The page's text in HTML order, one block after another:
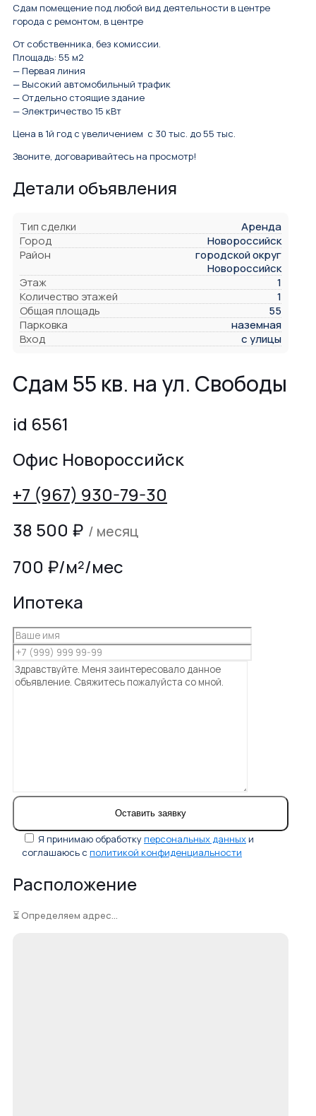
Сдам помещение под любой вид деятельности в центре
города с ремонтом, в центре
От собственника, без комиссии.
Площадь: 55 м2
— Первая линия
— Высокий автомобильный трафик
— Отдельно стоящие здание
— Электричество 15 кВт
Цена в 1й год с увеличением с 30 тыс. до 55 тыс.
Звоните, договаривайтесь на просмотр!
Детали объявления
Тип сделки
Аренда
Город
Новороссийск
Район
городской округ
Новороссийск
Этаж
1
Количество этажей
1
Общая площадь
55
Парковка
наземная
Вход
с улицы
Сдам 55 кв. на ул. Свободы
id 6561
Офис Новороссийск
+7 (967) 930-79-30
38 500 ₽ / месяц
700 ₽/м²/мес
Ипотека
Я принимаю обработкуперсональных данных и
соглашаюсь с политикой конфиденциальности
Расположение
⏳ Определяем адрес...